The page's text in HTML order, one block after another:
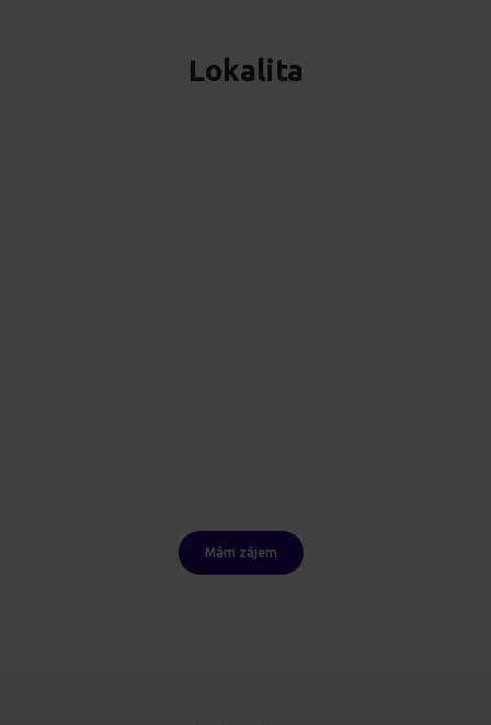
Lokalita
Mám zájem